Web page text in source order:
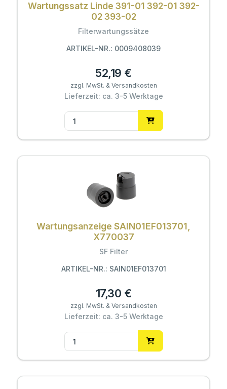
Wartungssatz Linde 391-01 392-01 392-
02 393-02
Filterwartungssätze
ARTIKEL-NR.: 0009408039
52,19 €
zzgl. MwSt. & Versandkosten
Lieferzeit: ca. 3-5 Werktage
Wartungsanzeige SAIN01EF013701,
X770037
SF Filter
ARTIKEL-NR.: SAIN01EF013701
17,30 €
zzgl. MwSt. & Versandkosten
Lieferzeit: ca. 3-5 Werktage